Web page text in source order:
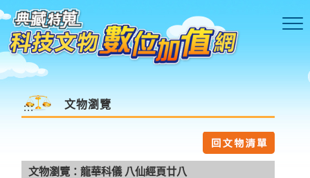
跳到主要內容區塊
::: 文物瀏覽
文物瀏覽：龍華科儀 八仙經頁廿八